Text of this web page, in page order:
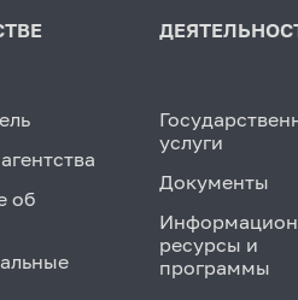
об
услуги
Документы
ресурсы и
программы